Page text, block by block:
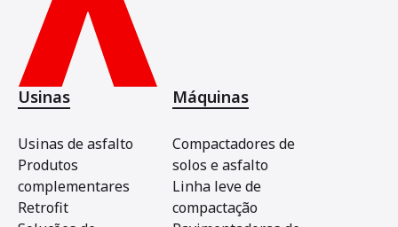
Usinas
Usinas de asfalto
Produtos
complementares
Retrofit
Máquinas
Compactadores de
solos e asfalto
Linha leve de
compactação